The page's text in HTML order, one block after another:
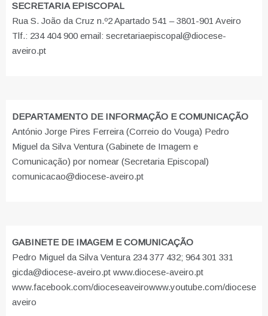
SECRETARIA EPISCOPAL
Rua S. João da Cruz n.º2 Apartado 541 – 3801-901 Aveiro
Tlf.: 234 404 900 email: secretariaepiscopal@diocese-
aveiro.pt
DEPARTAMENTO DE INFORMAÇÃO E COMUNICAÇÃO
António Jorge Pires Ferreira (Correio do Vouga) Pedro
Miguel da Silva Ventura (Gabinete de Imagem e
Comunicação) por nomear (Secretaria Episcopal)
comunicacao@diocese-aveiro.pt
GABINETE DE IMAGEM E COMUNICAÇÃO
Pedro Miguel da Silva Ventura 234 377 432; 964 301 331
gicda@diocese-aveiro.pt www.diocese-aveiro.pt
www.facebook.com/dioceseaveirowww.youtube.com/diocese
aveiro